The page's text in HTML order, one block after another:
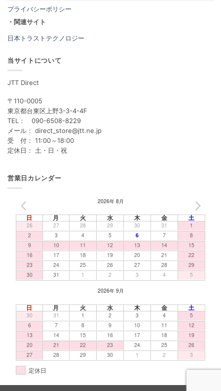
プライバシーポリシー
・関連サイト
日本トラストテクノロジー
当サイトについて
JTT Direct
〒110-0005
東京都台東区上野3-3-4-4F
TEL： 090-6508-8229
メール： direct_store@jtt.ne.jp
受 付： 11:00～18:00
定休日： 土・日・祝
営業日カレンダー
2026年 8月
日 月 火 水 木 金 土
26 27 28 29 30 31
1
2
3 4 5 6 7
8
9
10 11 12 13 14
15
16
17 18 19 20 21
22
23
24 25 26 27 28
29
30
31 1 2 3 4 5
2026年 9月
日 月 火 水 木 金 土
30 31 1 2 3 4
5
6
7 8 9 10 11
12
13
14 15 16 17 18
19
20
21 22 23 24 25
26
27
28 29 30 1 2 3
定休日